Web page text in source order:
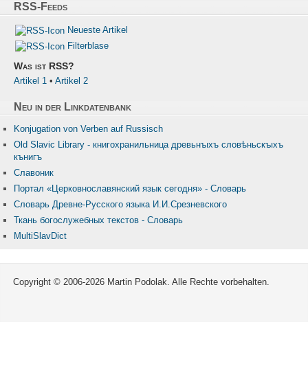
RSS-Feeds
Neueste Artikel
Filterblase
Was ist RSS?
Artikel 1 • Artikel 2
Neu in der Linkdatenbank
Konjugation von Verben auf Russisch
Old Slavic Library - книгохранильница древьнꙑхъ словѣньскꙑхъ
кънигъ
Славоник
Портал «Церковнославянский язык сегодня» - Словарь
Словарь Древне-Русского языка И.И.Срезневского
Ткань бого­служебных текстов - Словарь
MultiSlavDict
Copyright © 2006-2026 Martin Podolak. Alle Rechte vorbehalten.